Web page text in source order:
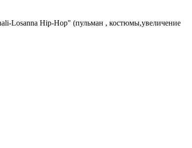
Losanna Hip-Hop" (пульман , костюмы,увеличение